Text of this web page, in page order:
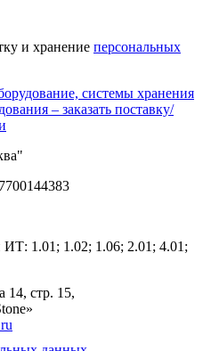
и хранение персональных
ИТ: 1.01; 1.02; 1.06; 2.01; 4.01;
14, стр. 15,